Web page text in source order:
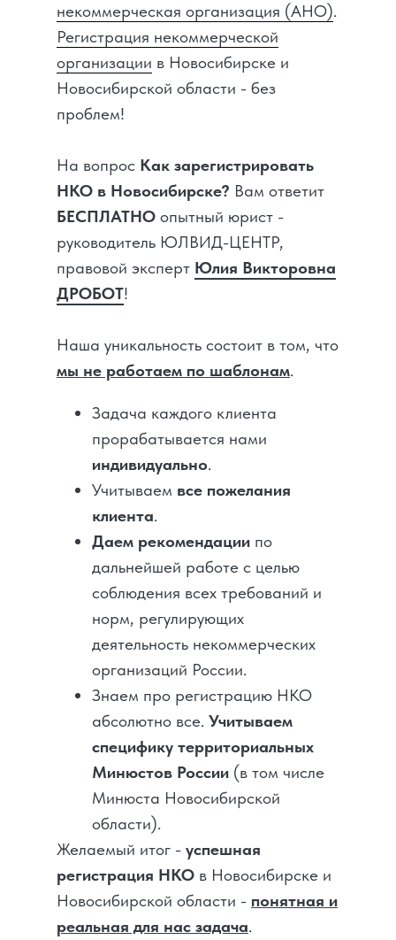
некоммерческая организация (АНО).
Регистрация некоммерческой
организации в Новосибирске и
Новосибирской области - без
проблем!
На вопрос Как зарегистрировать
НКО в Новосибирске? Вам ответит
БЕСПЛАТНО опытный юрист -
руководитель ЮЛВИД-ЦЕНТР,
правовой эксперт Юлия Викторовна
ДРОБОТ!
Наша уникальность состоит в том, что
мы не работаем по шаблонам.
Задача каждого клиента
прорабатывается нами
индивидуально.
Учитываем все пожелания
клиента.
Даем рекомендации по
дальнейшей работе с целью
соблюдения всех требований и
норм, регулирующих
деятельность некоммерческих
организаций России.
Знаем про регистрацию НКО
абсолютно все. Учитываем
специфику территориальных
Минюстов России (в том числе
Минюста Новосибирской
области).
Желаемый итог - успешная
регистрация НКО в Новосибирске и
Новосибирской области - понятная и
реальная для нас задача.